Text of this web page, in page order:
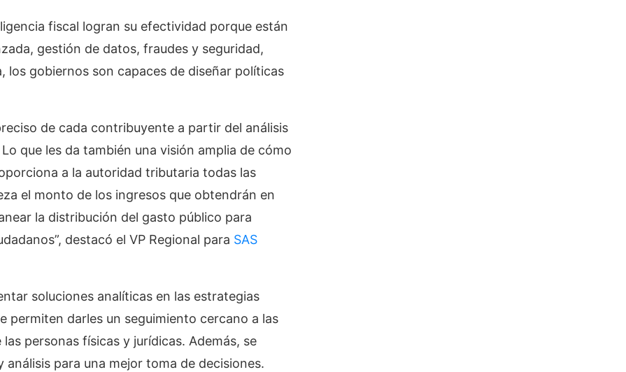
fiscal logran su efectividad porque están
gestión de datos, fraudes y seguridad,
gobiernos son capaces de diseñar políticas
de cada contribuyente a partir del análisis
que les da también una visión amplia de cómo
a la autoridad tributaria todas las
el monto de los ingresos que obtendrán en
la distribución del gasto público para
destacó el VP Regional para SAS
soluciones analíticas en las estrategias
permiten darles un seguimiento cercano a las
personas físicas y jurídicas. Además, se
para una mejor toma de decisiones.